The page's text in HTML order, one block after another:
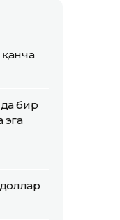
қанча
бир
эга
доллар